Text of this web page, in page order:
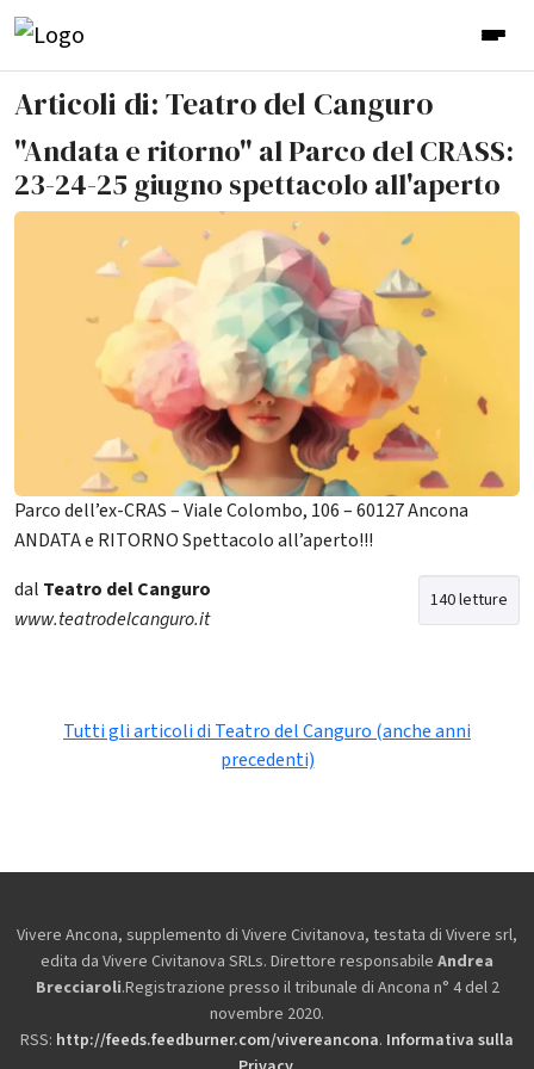
Articoli di: Teatro del Canguro
"Andata e ritorno" al Parco del CRASS:
23-24-25 giugno spettacolo all'aperto
Parco dell’ex-CRAS – Viale Colombo, 106 – 60127 Ancona
ANDATA e RITORNO Spettacolo all’aperto!!!
140 letture
dal Teatro del Canguro
www.teatrodelcanguro.it
Tutti gli articoli di Teatro del Canguro (anche anni
precedenti)
Vivere Ancona, supplemento di Vivere Civitanova, testata di Vivere srl,
edita da Vivere Civitanova SRLs. Direttore responsabile Andrea
Brecciaroli.Registrazione presso il tribunale di Ancona n° 4 del 2
novembre 2020.
RSS: http://feeds.feedburner.com/vivereancona. Informativa sulla